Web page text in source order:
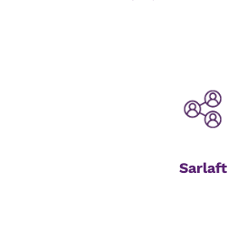
Sarlaft